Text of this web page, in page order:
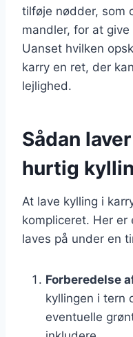
tilføje nødder, som
mandler, for at
Uanset hvilken
karry en ret, der
lejlighed.
Sådan
hurtig
At lave kylling i
kompliceret. Her er
laves på under en
Forberedelse
kyllingen i tern
eventuelle